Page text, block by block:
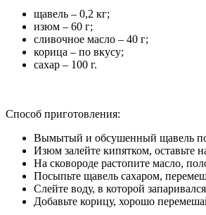
щавель – 0,2 кг;
изюм – 60 г;
сливочное масло – 40 г;
корица – по вкусу;
сахар – 100 г.
Способ приготовления:
Вымытый и обсушенный щавель
Изюм залейте кипятком, оставьте
На сковороде растопите масло,
Посыпьте щавель сахаром,
Слейте воду, в которой
Добавьте корицу, хорошо